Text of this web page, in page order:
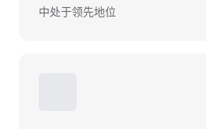
中处于领先地位